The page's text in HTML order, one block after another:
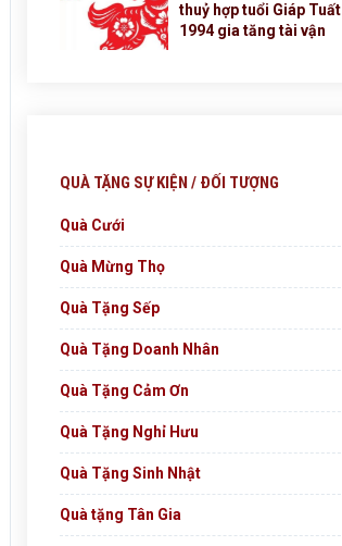
thuỷ hợp tuổi Giáp Tuất
1994 gia tăng tài vận
QUÀ TẶNG SỰ KIỆN / ĐỐI TƯỢNG
Quà Cưới
Quà Mừng Thọ
Quà Tặng Sếp
Quà Tặng Doanh Nhân
Quà Tặng Cảm Ơn
Quà Tặng Nghỉ Hưu
Quà Tặng Sinh Nhật
Quà tặng Tân Gia